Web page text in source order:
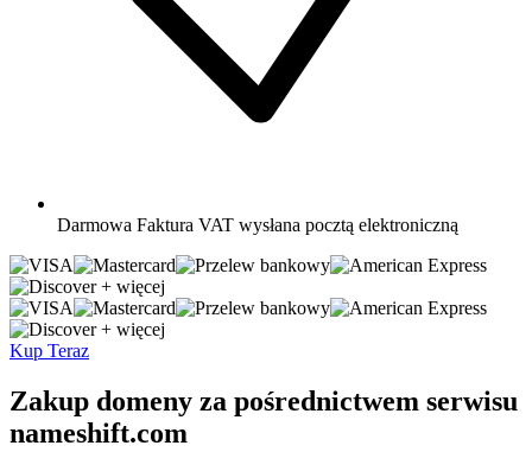
Darmowa Faktura VAT wysłana pocztą elektroniczną
+ więcej
+ więcej
Kup Teraz
Zakup domeny za pośrednictwem serwisu
nameshift.com